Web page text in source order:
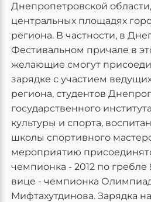
Днепропетровской
центральных площадях
региона. В частности, в
Фестивальном причале в
желающие смогут
зарядке с участием
региона, студентов
государственного
культуры и спорта,
школы спортивного
мероприятию
чемпионка - 2012 по
вице - чемпионка
Мифтахутдинова. Зарядка